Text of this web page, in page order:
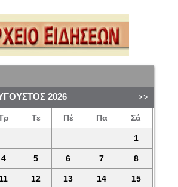
2026
Τε Πέ Πα Σά
1
4 5 6 7 8
11 12 13 14 15